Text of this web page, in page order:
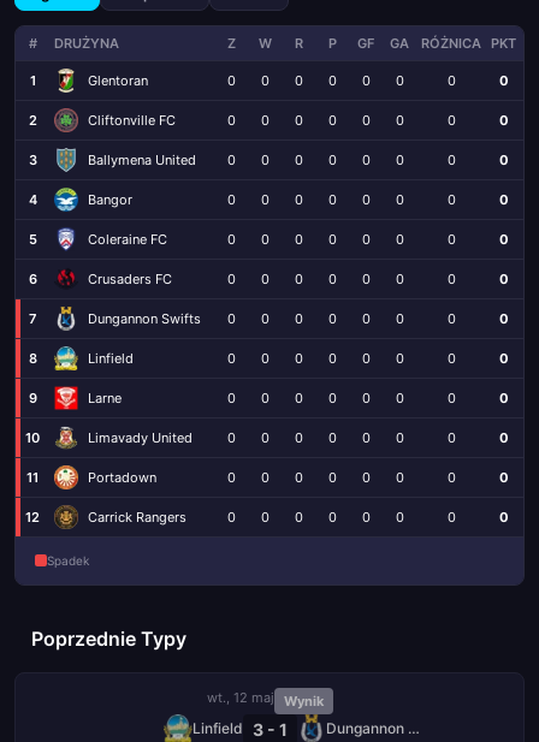
# DRUŻYNA Z W R P GF GA RÓŻNICA PKT
1 Glentoran 0 0 0 0 0 0 0 0
2 Cliftonville FC 0 0 0 0 0 0 0 0
3 Ballymena United 0 0 0 0 0 0 0 0
4 Bangor 0 0 0 0 0 0 0 0
5 Coleraine FC 0 0 0 0 0 0 0 0
6 Crusaders FC 0 0 0 0 0 0 0 0
7 Dungannon Swifts 0 0 0 0 0 0 0 0
8 Linfield 0 0 0 0 0 0 0 0
9 Larne 0 0 0 0 0 0 0 0
10 Limavady United 0 0 0 0 0 0 0 0
11 Portadown 0 0 0 0 0 0 0 0
12 Carrick Rangers 0 0 0 0 0 0 0 0
Spadek
Poprzednie Typy
wt., 12 maj Wynik
Linfield 3 - 1 Dungannon Swifts